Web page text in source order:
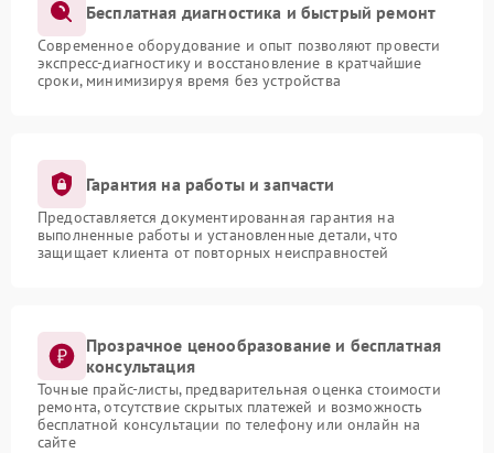
Бесплатная диагностика и быстрый ремонт
Современное оборудование и опыт позволяют провести
экспресс-диагностику и восстановление в кратчайшие
сроки, минимизируя время без устройства
Гарантия на работы и запчасти
Предоставляется документированная гарантия на
выполненные работы и установленные детали, что
защищает клиента от повторных неисправностей
Прозрачное ценообразование и бесплатная
консультация
Точные прайс-листы, предварительная оценка стоимости
ремонта, отсутствие скрытых платежей и возможность
бесплатной консультации по телефону или онлайн на
сайте